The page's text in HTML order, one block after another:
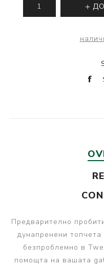
Предварително
дунапренени
безпроблемно в
помощта на вашата